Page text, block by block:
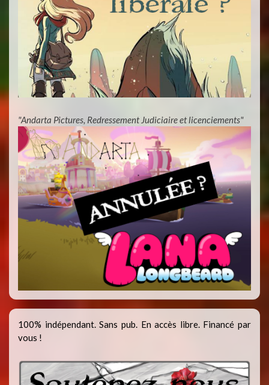
"Andarta Pictures, Redressement Judiciaire et licenciements"
100% indépendant. Sans pub. En accès libre. Financé par
vous !